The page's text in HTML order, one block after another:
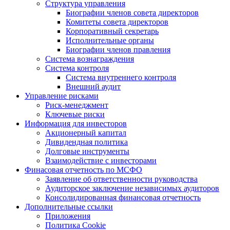
Структура управления
Биографии членов совета директоров
Комитеты совета директоров
Корпоративный секретарь
Исполнительные органы
Биографии членов правления
Система вознаграждения
Система контроля
Система внутреннего контроля
Внешний аудит
Управление рисками
Риск-менеджмент
Ключевые риски
Информация для инвесторов
Акционерный капитал
Дивидендная политика
Долговые инструменты
Взаимодействие с инвеcторами
Финасовая отчетность по МСФО
Заявление об ответственности руководства
Аудиторское заключение независимых аудиторов
Консолидированная финансовая отчетность
Дополнительные ссылки
Приложения
Политика Cookie